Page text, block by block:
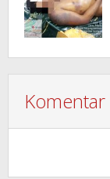
Komentar